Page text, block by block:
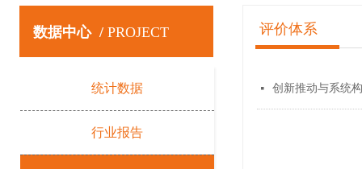
数据中心 / PROJECT
统计数据
行业报告
评价体系
넷 创新推动与系统